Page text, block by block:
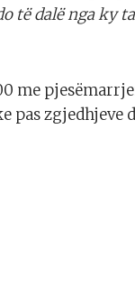
të dalë nga ky
me
pas zgjedhjeve